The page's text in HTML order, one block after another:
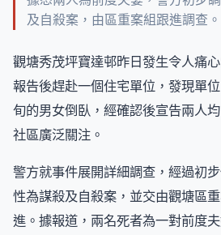
及自殺案，由區重案組跟進調查。
觀塘秀茂坪寶達邨昨日發生令人痛
報告後趕赴一個住宅單位，發現單
旬的男女倒臥，經確認後宣告兩人
社區廣泛關注。
警方就事件展開詳細調查，經過初
性為謀殺及自殺案，並交由觀塘區
進。據報道，兩名死者為一對前度